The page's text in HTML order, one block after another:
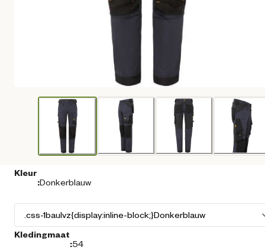
Kleur
:Donkerblauw
Kledingmaat
:54